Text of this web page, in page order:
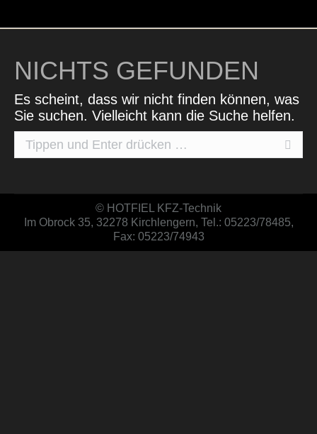
NICHTS GEFUNDEN
Es scheint, dass wir nicht finden können, was
Sie suchen. Vielleicht kann die Suche helfen.
Search:
© HOTFIEL KFZ-Technik
Im Obrock 35, 32278 Kirchlengern, Tel.: 05223/78485,
Fax: 05223/74943